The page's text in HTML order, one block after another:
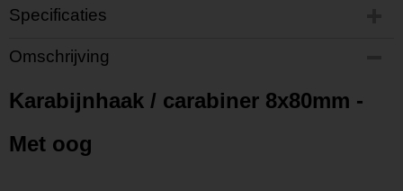
Specificaties
Productcode
P201807111609
L201807111609
Omschrijving
Karabijnhaak / carabiner 8x80mm -
Met oog